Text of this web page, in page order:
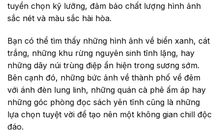
tuyển chọn kỹ lưỡng, đảm bảo chất lượng hình ảnh
sắc nét và màu sắc hài hòa.
Bạn có thể tìm thấy những hình ảnh về biển xanh, cát
trắng, những khu rừng nguyên sinh tĩnh lặng, hay
những dãy núi trùng điệp ẩn hiện trong sương sớm.
Bên cạnh đó, những bức ảnh về thành phố về đêm
với ánh đèn lung linh, những quán cà phê ấm áp hay
những góc phòng đọc sách yên tĩnh cũng là những
lựa chọn tuyệt vời để tạo nên một không gian chill độc
đáo.